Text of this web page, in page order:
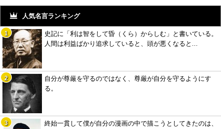
人気名言ランキング
史記に「利は智をして昏（くら）からしむ」と書いている。
人間は利益ばかり追求していると、頭が悪くなると...
自分が尊厳を守るのではなく、尊厳が自分を守るようにす
る。
終始一貫して僕が自分の漫画の中で描こうとしてきたのは、